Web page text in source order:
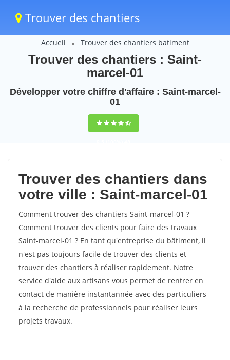
Trouver des chantiers
Accueil Trouver des chantiers batiment
Trouver des chantiers : Saint-
marcel-01
Développer votre chiffre d'affaire : Saint-marcel-
01
9,5(100%)48
votes
Trouver des chantiers dans
votre ville : Saint-marcel-01
Comment trouver des chantiers Saint-marcel-01 ?
Comment trouver des clients pour faire des travaux
Saint-marcel-01 ? En tant qu'entreprise du bâtiment, il
n'est pas toujours facile de trouver des clients et
trouver des chantiers à réaliser rapidement. Notre
service d'aide aux artisans vous permet de rentrer en
contact de manière instantannée avec des particuliers
à la recherche de professionnels pour réaliser leurs
projets travaux.